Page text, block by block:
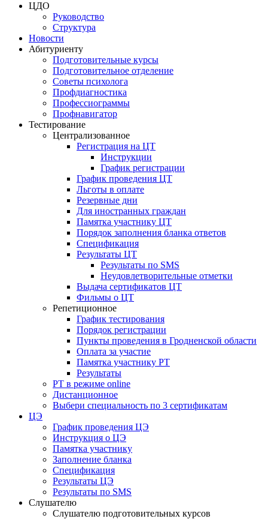
ЦДО
Руководство
Структура
Новости
Абитуриенту
Подготовительные курсы
Подготовительное отделение
Советы психолога
Профдиагностика
Профессиограммы
Профнавигатор
Тестирование
Централизованное
Регистрация на ЦТ
Инструкции
График регистрации
График проведения ЦТ
Льготы в оплате
Резервные дни
Для иностранных граждан
Памятка участнику ЦТ
Порядок заполнения бланка ответов
Спецификация
Результаты ЦТ
Результаты по SMS
Неудовлетворительные отметки
Выдача сертификатов ЦТ
Фильмы о ЦТ
Репетиционное
График тестирования
Порядок регистрации
Пункты проведения в Гродненской области
Оплата за участие
Памятка участнику РТ
Результаты
РТ в режиме online
Дистанционное
Выбери специальность по 3 сертификатам
ЦЭ
График проведения ЦЭ
Инструкция о ЦЭ
Памятка участнику
Заполнение бланка
Спецификация
Результаты ЦЭ
Результаты по SMS
Слушателю
Слушателю подготовительных курсов